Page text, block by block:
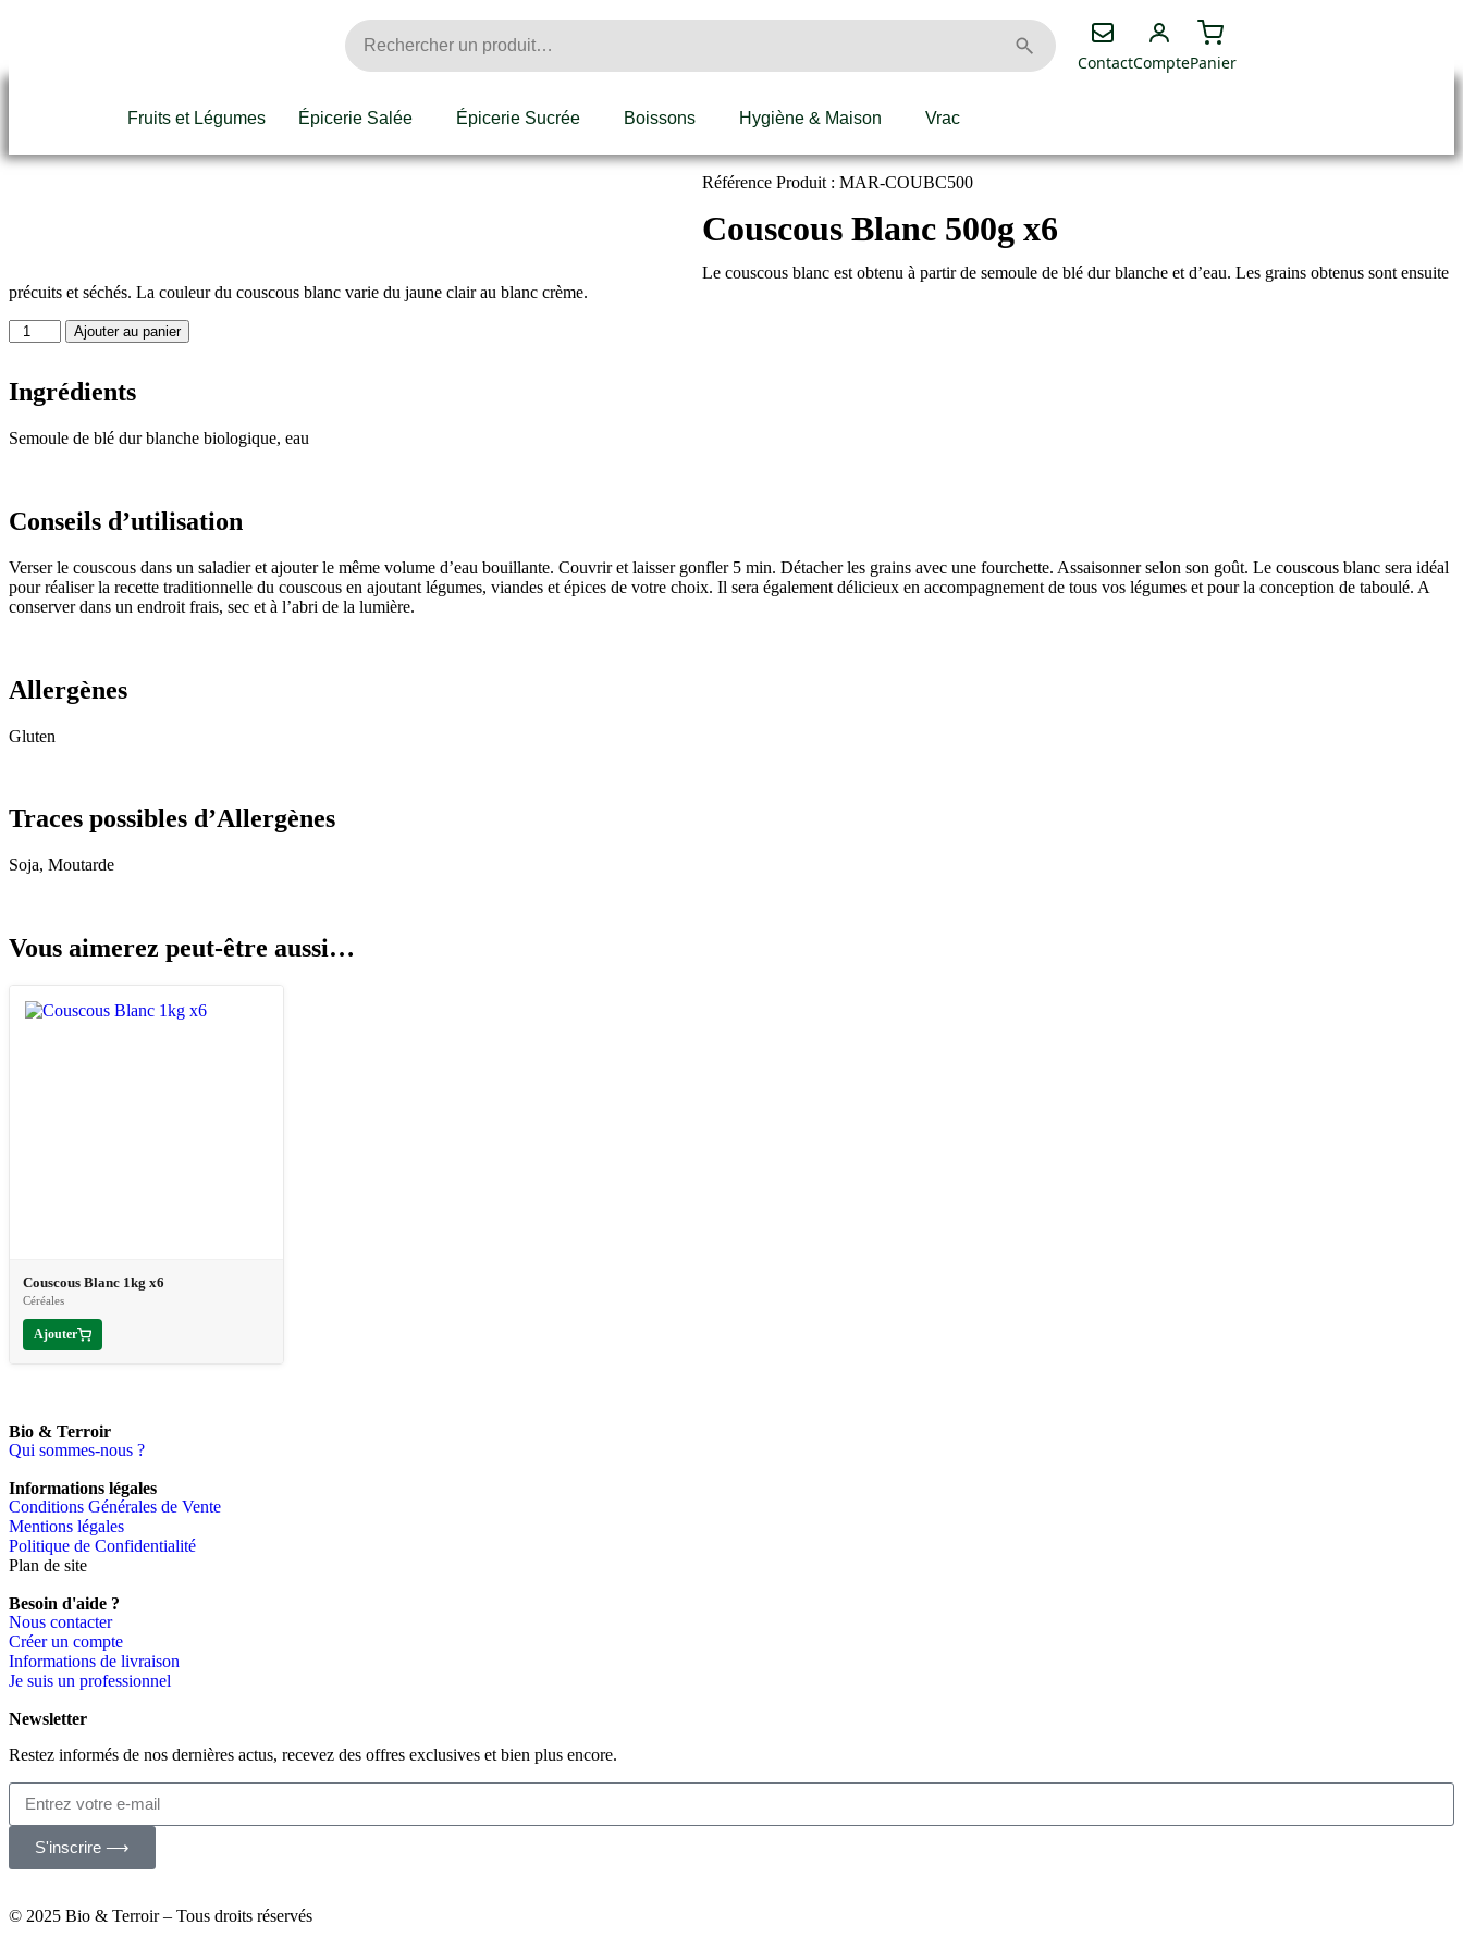
ContactComptePanier
Fruits et Légumes Épicerie Salée Épicerie Sucrée Boissons Hygiène & Maison Vrac
Référence Produit : MAR-COUBC500
Couscous Blanc 500g x6
Le couscous blanc est obtenu à partir de semoule de blé dur blanche et d’eau. Les grains obtenus sont ensuite
précuits et séchés. La couleur du couscous blanc varie du jaune clair au blanc crème.
Ajouter au panier
Ingrédients
Semoule de blé dur blanche biologique, eau
Conseils d’utilisation
Verser le couscous dans un saladier et ajouter le même volume d’eau bouillante. Couvrir et laisser gonfler 5 min. Détacher les grains avec une fourchette. Assaisonner selon son goût. Le couscous blanc sera idéal
pour réaliser la recette traditionnelle du couscous en ajoutant légumes, viandes et épices de votre choix. Il sera également délicieux en accompagnement de tous vos légumes et pour la conception de taboulé. A
conserver dans un endroit frais, sec et à l’abri de la lumière.
Allergènes
Gluten
Traces possibles d’Allergènes
Soja, Moutarde
Vous aimerez peut-être aussi…
Couscous Blanc 1kg x6
Céréales
Ajouter
Bio & Terroir
Qui sommes-nous ?
Informations légales
Conditions Générales de Vente
Mentions légales
Politique de Confidentialité
Plan de site
Besoin d'aide ?
Nous contacter
Créer un compte
Informations de livraison
Je suis un professionnel
Newsletter
Restez informés de nos dernières actus, recevez des offres exclusives et bien plus encore.
S'inscrire ⟶
© 2025 Bio & Terroir – Tous droits réservés